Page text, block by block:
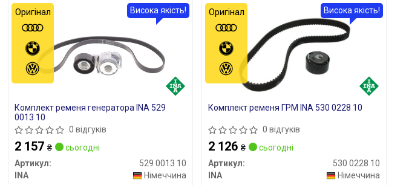
Комплект ременя генератора INA 529
0013 10
0 відгуків
2 157₴
сьогодні
Артикул:
529 0013 10
INA
Німеччина
Висока якість!
Оригінал
Комплект ременя ГРМ INA 530 0228 10
0 відгуків
2 126₴
сьогодні
Артикул:
530 0228 10
INA
Німеччина
Висока якість!
Оригінал